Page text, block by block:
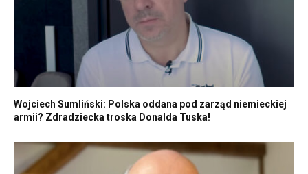
Wojciech Sumliński: Polska oddana pod zarząd niemieckiej
armii? Zdradziecka troska Donalda Tuska!